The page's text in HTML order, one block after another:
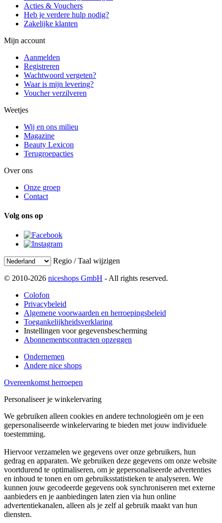
Acties & Vouchers
Heb je verdere hulp nodig?
Zakelijke klanten
Mijn account
Aanmelden
Registreren
Wachtwoord vergeten?
Waar is mijn levering?
Voucher verzilveren
Weetjes
Wij en ons milieu
Magazine
Beauty Lexicon
Terugroepacties
Over ons
Onze groep
Contact
Volg ons op
Regio / Taal wijzigen
© 2010-2026 niceshops GmbH - All rights reserved.
Colofon
Privacybeleid
Algemene voorwaarden en herroepingsbeleid
Toegankelijkheidsverklaring
Instellingen voor gegevensbescherming
Abonnementscontracten opzeggen
Ondernemen
Andere nice shops
Overeenkomst herroepen
Personaliseer je winkelervaring
We gebruiken alleen cookies en andere technologieën om je een
gepersonaliseerde winkelervaring te bieden met jouw individuele
toestemming.
Hiervoor verzamelen we gegevens over onze gebruikers, hun
gedrag en apparaten. We gebruiken deze gegevens om onze website
voortdurend te optimaliseren, om je gepersonaliseerde advertenties
en inhoud te tonen en om gebruiksstatistieken te analyseren. We
kunnen jouw gecodeerde gegevens ook synchroniseren met externe
aanbieders en je aanbiedingen laten zien via hun online
advertentiekanalen, alleen als je zelf al gebruik maakt van hun
diensten.